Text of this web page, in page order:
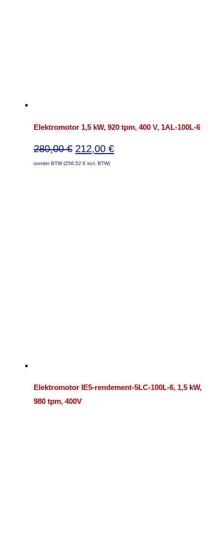
Elektromotor 1,5 kW, 920 tpm, 400 V, 1AL-100L-6
280,00€ Oorspronkelijke
prijs
212,00 €Huidige
zonder BTW (256,52 € incl. BTW)
Elektromotor IE5-rendement-5LC-100L-6, 1,5 kW,
980 tpm, 400V